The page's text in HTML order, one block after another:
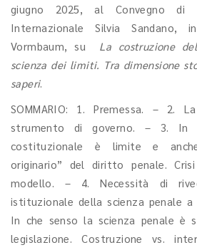
giugno 2025, al Convegno
Internazionale Silvia Sandano,
Vormbaum, su La costruzione
scienza dei limiti. Tra dimensione
saperi.
SOMMARIO: 1. Premessa. – 2.
strumento di governo. – 3. In
costituzionale è limite e
originario” del diritto penale.
modello. – 4. Necessità di
istituzionale della scienza penale a
In che senso la scienza penale è
legislazione. Costruzione vs.